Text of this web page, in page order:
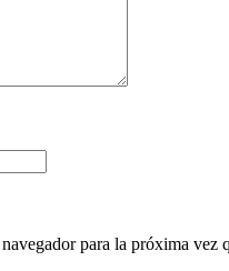
para la próxima vez